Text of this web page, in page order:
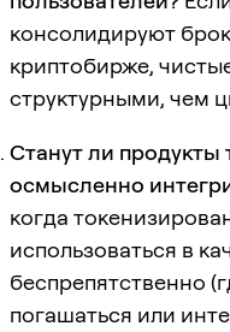
консолидируют
криптобирже,
структурными, чем
Станут ли продукты
осмысленно
когда
использоваться в
беспрепятственно
погашаться или